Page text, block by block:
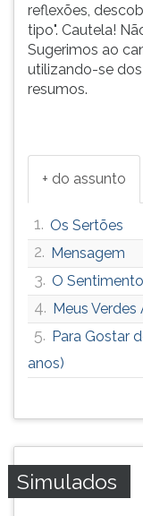
reflexões,
tipo". Cautela!
Sugerimos ao
utilizando-se
resumos.
+ do assunto
1. Os Sertões
2. Mensagem
3. O
4. Meus Verdes
5. Para Gostar
anos)
Simulados